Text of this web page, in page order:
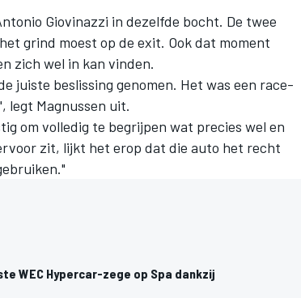
Giovinazzi in dezelfde bocht. De twee
grind moest op de exit. Ook dat moment
zich wel in kan vinden.
juiste beslissing genomen. Het was een race-
legt Magnussen uit.
om volledig te begrijpen wat precies wel en
zit, lijkt het erop dat die auto het recht
WEC Hypercar-zege op Spa dankzij